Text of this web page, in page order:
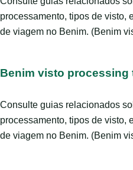
processamento, tipos de visto,
de viagem no Benim. (Benim
Benim visto processing
Consulte guias relacionados
processamento, tipos de visto,
de viagem no Benim. (Benim